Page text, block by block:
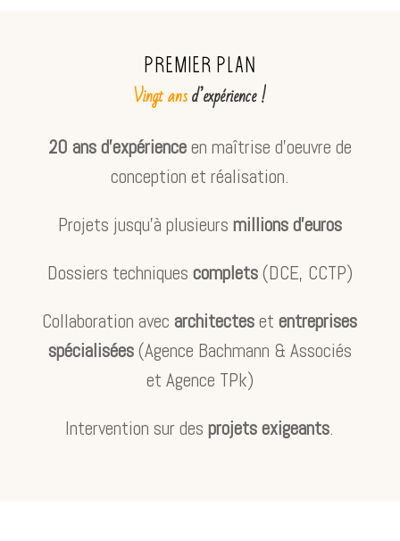
Premier Plan
Vingt ansd’expérience !
20 ans d’expérienceen maîtrise d’oeuvre de
conception et réalisation.
Projets jusqu’à plusieurs millions d’euros
Dossiers techniques complets(DCE, CCTP)
Collaboration avecarchitectesetentreprises
spécialisées(Agence Bachmann & Associés
et Agence TPk)
Intervention sur desprojets exigeants.